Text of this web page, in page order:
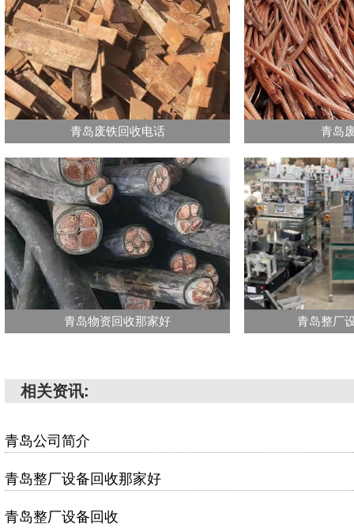
青岛废铁回收电话 青岛
青岛物资回收那家好 青岛整厂
相关资讯:
青岛公司简介
青岛整厂设备回收那家好
青岛整厂设备回收